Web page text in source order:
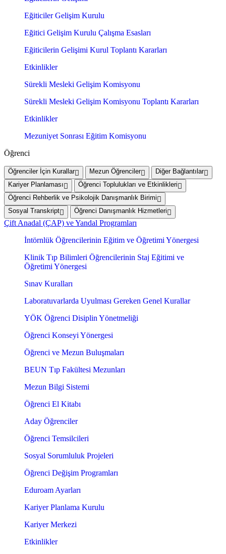
Eğiticiler Gelişim Kurulu
Eğitici Gelişim Kurulu Çalışma Esasları
Eğiticilerin Gelişimi Kurul Toplantı Kararları
Etkinlikler
Sürekli Mesleki Gelişim Komisyonu
Sürekli Mesleki Gelişim Komisyonu Toplantı Kararları
Etkinlikler
Mezuniyet Sonrası Eğitim Komisyonu
Öğrenci
Öğrenciler İçin Kurallar Mezun Öğrenciler
Diğer Bağlantılar
Kariyer Planlaması
Öğrenci Toplulukları ve Etkinlikleri
Öğrenci Rehberlik ve Psikolojik Danışmanlık Birimi
Sosyal Transkript
Öğrenci Danışmanlık Hizmetleri
Çift Anadal (ÇAP) ve Yandal Programları
İntörnlük Öğrencilerinin Eğitim ve Öğretimi Yönergesi
Klinik Tıp Bilimleri Öğrencilerinin Staj Eğitimi ve
Öğretimi Yönergesi
Sınav Kuralları
Laboratuvarlarda Uyulması Gereken Genel Kurallar
YÖK Öğrenci Disiplin Yönetmeliği
Öğrenci Konseyi Yönergesi
Öğrenci ve Mezun Buluşmaları
BEUN Tıp Fakültesi Mezunları
Mezun Bilgi Sistemi
Öğrenci El Kitabı
Aday Öğrenciler
Öğrenci Temsilcileri
Sosyal Sorumluluk Projeleri
Öğrenci Değişim Programları
Eduroam Ayarları
Kariyer Planlama Kurulu
Kariyer Merkezi
Etkinlikler